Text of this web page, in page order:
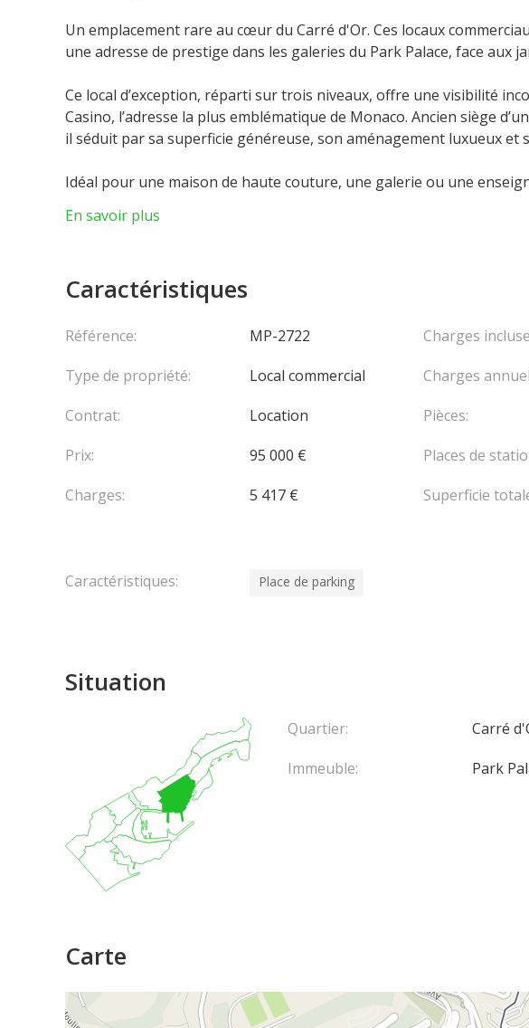
Un emplacement rare au cœur du Carré d'Or. Ces locaux
une adresse de prestige dans les galeries du Park Palace, face aux
Ce local d’exception, réparti sur trois niveaux, offre une visibilité
Casino, l’adresse la plus emblématique de Monaco. Ancien siège
il séduit par sa superficie généreuse, son aménagement luxueux et
Idéal pour une maison de haute couture, une galerie ou une
garantissent un impact immédiat pour toute marque souhaitant
La résidence, dotée d’une piscine intérieure et d’un service de
gracieux pourra être vendu par le nouvel exploitant. L’option d’un
En savoir plus
Caractéristiques
Référence:
MP-2722
Type de propriété:
Local commercial
Contrat:
Location
Prix:
95 000 €
Charges:
5 417 €
Charges
Charges
Pièces:
Places de
Superficie
Caractéristiques: Place de parking
Situation
Quartier:
Carré
Immeuble:
Park
Carte